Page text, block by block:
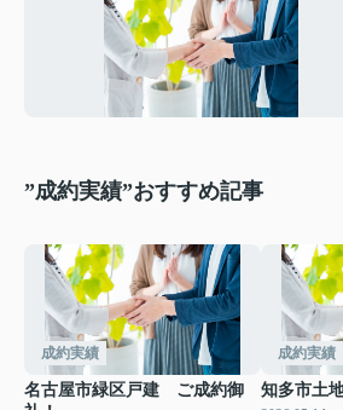
”成約実績”おすすめ記事
成約実績
名古屋市緑区戸建 ご成約御
成約実績
知多市土